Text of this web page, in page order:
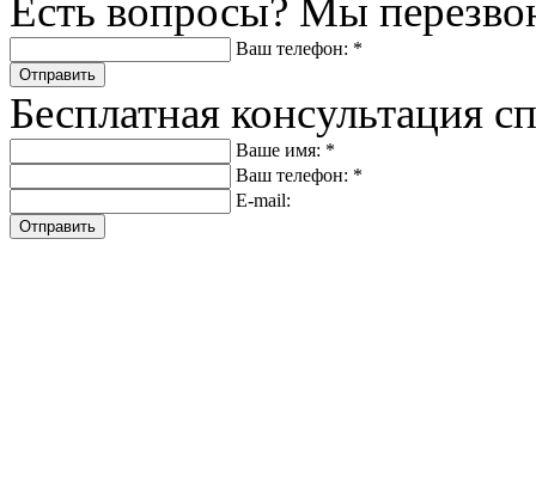
Есть вопросы? Мы
Ваш телефон: *
Отправить
Бесплатная консультация
Ваше имя: *
Ваш телефон: *
E-mail:
Отправить